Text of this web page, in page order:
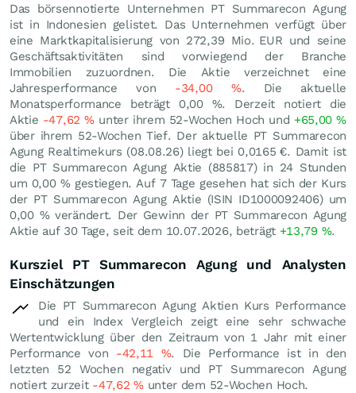
Das börsennotierte Unternehmen PT Summarecon Agung
ist in Indonesien gelistet. Das Unternehmen verfügt über
eine Marktkapitalisierung von 272,39 Mio. EUR und seine
Geschäftsaktivitäten sind vorwiegend der Branche
Immobilien zuzuordnen. Die Aktie verzeichnet eine
Jahresperformance von -34,00 %. Die aktuelle
Monatsperformance beträgt 0,00 %. Derzeit notiert die
Aktie -47,62%unter ihrem 52-Wochen Hoch und +65,00%
über ihrem 52-Wochen Tief. Der aktuelle PT Summarecon
Agung Realtimekurs (08.08.26) liegt bei 0,0165 €. Damit ist
die PT Summarecon Agung Aktie (885817) in 24 Stunden
um 0,00 %gestiegen. Auf 7 Tage gesehen hat sich der Kurs
der PT Summarecon Agung Aktie (ISIN ID1000092406) um
0,00 %verändert. Der Gewinn der PT Summarecon Agung
Aktie auf 30 Tage, seit dem 10.07.2026, beträgt +13,79 %.
Kursziel PT Summarecon Agung und Analysten
Einschätzungen
Die PT Summarecon Agung Aktien Kurs Performance
und ein Index Vergleich zeigt eine sehr schwache
Wertentwicklung über den Zeitraum von 1 Jahr mit einer
Performance von -42,11 %. Die Performance ist in den
letzten 52 Wochen negativ und PT Summarecon Agung
notiert zurzeit -47,62%unter dem 52-Wochen Hoch.